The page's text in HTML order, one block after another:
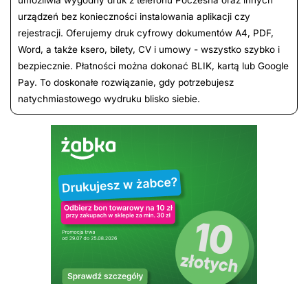
urządzeń bez konieczności instalowania aplikacji czy
rejestracji. Oferujemy druk cyfrowy dokumentów A4, PDF,
Word, a także ksero, bilety, CV i umowy - wszystko szybko i
bezpiecznie. Płatności można dokonać BLIK, kartą lub Google
Pay. To doskonałe rozwiązanie, gdy potrzebujesz
natychmiastowego wydruku blisko siebie.